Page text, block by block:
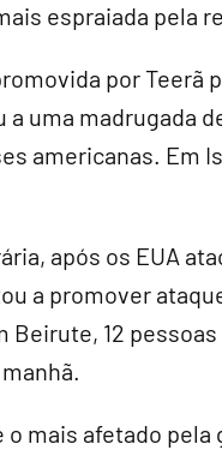
espraiada pela
por Teerã
a uma madrugada
americanas. Em
após os EUA
a promover
Beirute, 12
o mais afetado